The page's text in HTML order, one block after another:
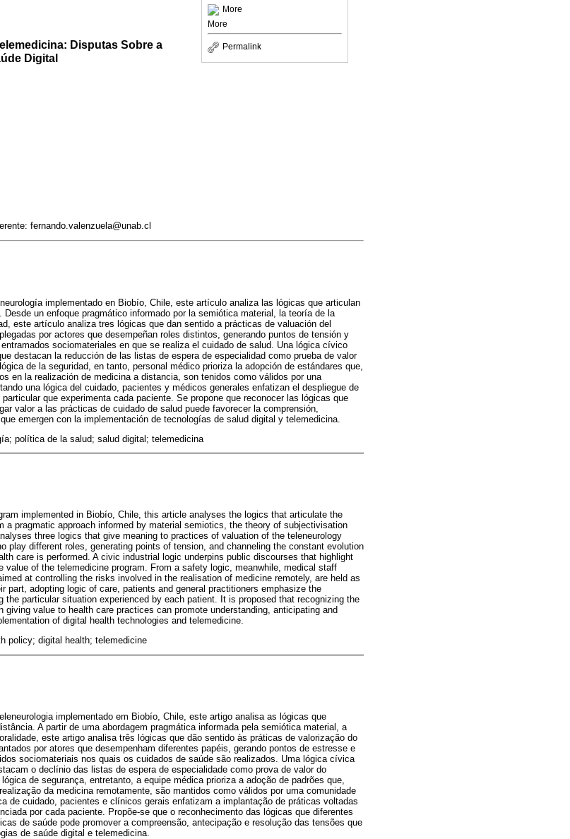
More
More
Permalink
Disputas Sobre a
Digital
fernando.valenzuela@unab.cl
implementado en Biobío, Chile, este artículo analiza las lógicas que articulan
un enfoque pragmático informado por la semiótica material, la teoría de la
este artículo analiza tres lógicas que dan sentido a prácticas de valuación del
por actores que desempeñan roles distintos, generando puntos de tensión y
sociomateriales en que se realiza el cuidado de salud. Una lógica cívico
destacan la reducción de las listas de espera de especialidad como prueba de valor
de la seguridad, en tanto, personal médico prioriza la adopción de estándares que,
en la realización de medicina a distancia, son tenidos como válidos por una
una lógica del cuidado, pacientes y médicos generales enfatizan el despliegue de
que experimenta cada paciente. Se propone que reconocer las lógicas que
valor a las prácticas de cuidado de salud puede favorecer la comprensión,
emergen con la implementación de tecnologías de salud digital y telemedicina.
política de la salud; salud digital; telemedicina
implemented in Biobío, Chile, this article analyses the logics that articulate the
a pragmatic approach informed by material semiotics, the theory of subjectivisation
three logics that give meaning to practices of valuation of the teleneurology
play different roles, generating points of tension, and channeling the constant evolution
care is performed. A civic industrial logic underpins public discourses that highlight
value of the telemedicine program. From a safety logic, meanwhile, medical staff
at controlling the risks involved in the realisation of medicine remotely, are held as
part, adopting logic of care, patients and general practitioners emphasize the
the particular situation experienced by each patient. It is proposed that recognizing the
giving value to health care practices can promote understanding, anticipating and
of digital health technologies and telemedicine.
policy; digital health; telemedicine
implementado em Biobío, Chile, este artigo analisa as lógicas que
A partir de uma abordagem pragmática informada pela semiótica material, a
este artigo analisa três lógicas que dão sentido às práticas de valorização do
por atores que desempenham diferentes papéis, gerando pontos de estresse e
sociomateriais nos quais os cuidados de saúde são realizados. Uma lógica cívica
o declínio das listas de espera de especialidade como prova de valor do
de segurança, entretanto, a equipe médica prioriza a adoção de padrões que,
da medicina remotamente, são mantidos como válidos por uma comunidade
de cuidado, pacientes e clínicos gerais enfatizam a implantação de práticas voltadas
por cada paciente. Propõe-se que o reconhecimento das lógicas que diferentes
de saúde pode promover a compreensão, antecipação e resolução das tensões que
de saúde digital e telemedicina.